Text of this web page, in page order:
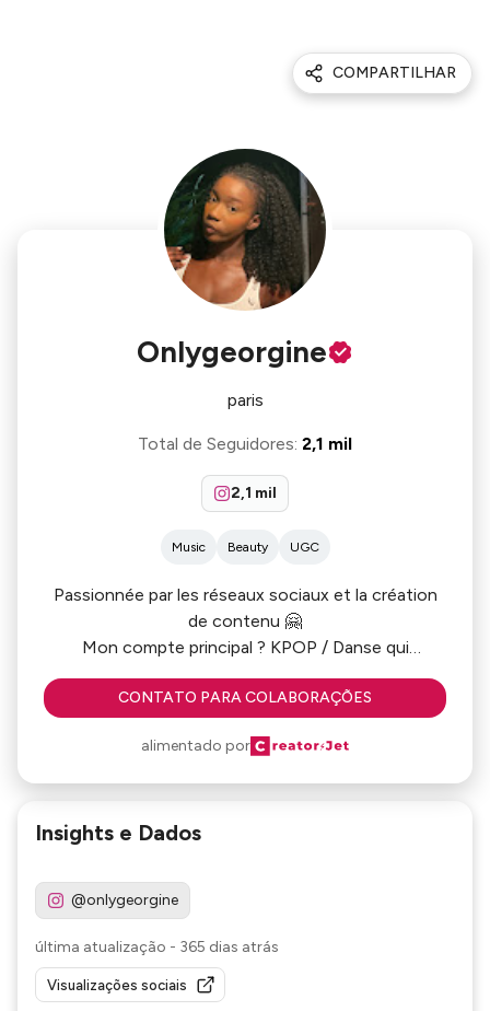
COMPARTILHAR
Onlygeorgine
paris
Total de Seguidores: 2,1 mil
2,1 mil
Music Beauty UGC
Passionnée par les réseaux sociaux et la création
de contenu 🤗
Mon compte principal ? KPOP / Danse qui
dépassent parfois le millions 🌸
Mais ma vrai passion , c’est mon compte
CONTATO PARA COLABORAÇÕES
alimentado por
Insights e Dados
@onlygeorgine
última atualização - 365 dias atrás
Visualizações sociais